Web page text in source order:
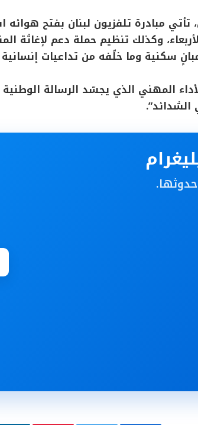
مبادرة تلفزيون لبنان بفتح هوائه
وكذلك تنظيم حملة دعم لإغاثة
سكنية وما خلّفه من تداعيات
المهني الذي يجسّد الرسالة الوطنية